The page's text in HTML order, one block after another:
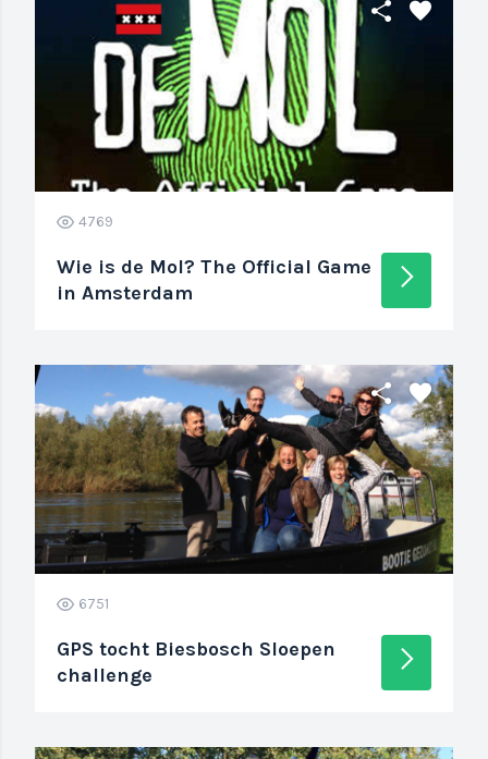
4769
Wie is de Mol? The Official Game
in Amsterdam
arrow_forward_ios
share favorite
6751
GPS tocht Biesbosch Sloepen
challenge
arrow_forward_ios
share favorite